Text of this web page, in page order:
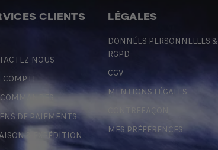
CLIENTS
NOUS
COMMANDES
DE PAIEMENTS
& EXPÉDITION
LÉGALES
DONNÉES PERSONNELLES &
RGPD
CGV
MENTIONS LÉGALES
CONTREFAÇON
MES PRÉFÉRENCES